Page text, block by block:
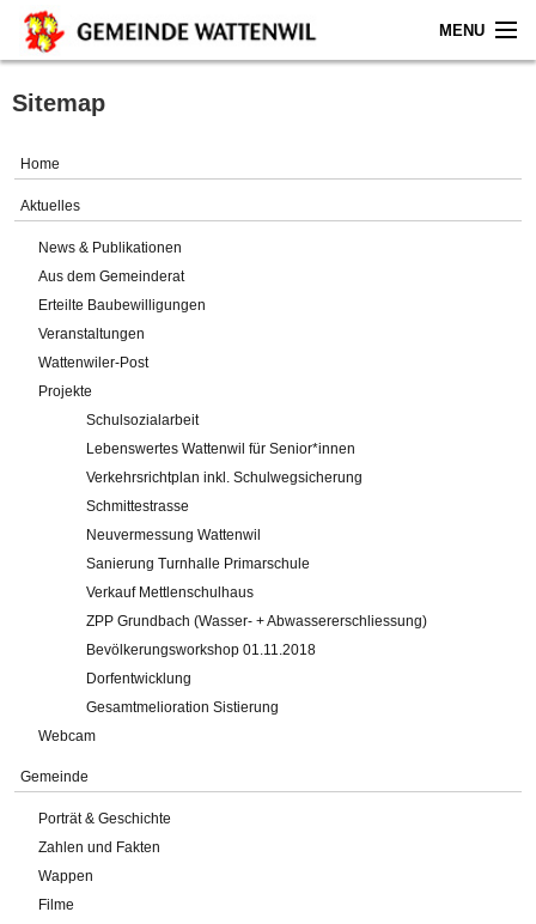
MENU
Home
Gemeinde
Verwaltung
Online-Service
Impressum
Sitemap
Home
Aktuelles
News & Publikationen
Aus dem Gemeinderat
Erteilte Baubewilligungen
Veranstaltungen
Wattenwiler-Post
Projekte
Schulsozialarbeit
Lebenswertes Wattenwil für Senior*innen
Verkehrsrichtplan inkl. Schulwegsicherung
Schmittestrasse
Neuvermessung Wattenwil
Sanierung Turnhalle Primarschule
Verkauf Mettlenschulhaus
ZPP Grundbach (Wasser- + Abwassererschliessung)
Bevölkerungsworkshop 01.11.2018
Dorfentwicklung
Gesamtmelioration Sistierung
Webcam
Gemeinde
Porträt & Geschichte
Zahlen und Fakten
Wappen
Filme